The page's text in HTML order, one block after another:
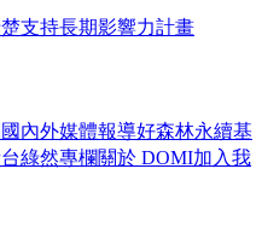
支持長期影響力計畫
國內外媒體報導好森林永續基
綠然專欄關於 DOMI加入我